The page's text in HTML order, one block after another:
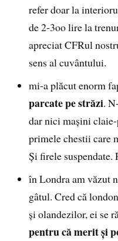
refer doar la
de 2-3oo lire la
apreciat CFRul
sens al cuvântului.
mi-a plăcut enorm
parcate pe străzi.
dar nici maşini
primele chestii care
Şi firele suspendate.
în Londra am văzut
gâtul. Cred că
şi olandezilor, ei se
pentru că merit şi